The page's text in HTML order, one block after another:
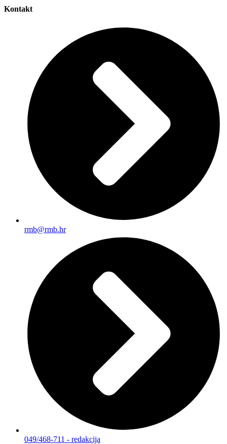
Kontakt
rmb@rmb.hr
049/468-711 - redakcija